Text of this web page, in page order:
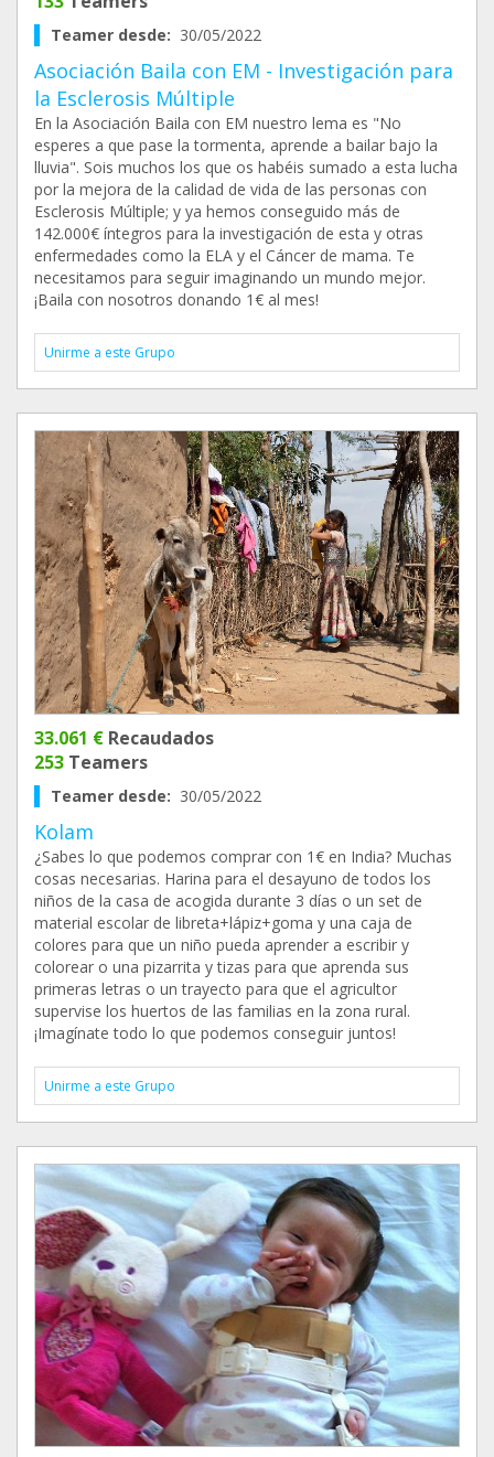
Teamer desde: 30/05/2022
Asociación Baila con EM - Investigación para
la Esclerosis Múltiple
En la Asociación Baila con EM nuestro lema es "No
esperes a que pase la tormenta, aprende a bailar bajo la
lluvia". Sois muchos los que os habéis sumado a esta lucha
por la mejora de la calidad de vida de las personas con
Esclerosis Múltiple; y ya hemos conseguido más de
142.000€ íntegros para la investigación de esta y otras
enfermedades como la ELA y el Cáncer de mama. Te
necesitamos para seguir imaginando un mundo mejor.
¡Baila con nosotros donando 1€ al mes!
Unirme a este Grupo
33.061 € Recaudados
253 Teamers
Teamer desde: 30/05/2022
Kolam
¿Sabes lo que podemos comprar con 1€ en India? Muchas
cosas necesarias. Harina para el desayuno de todos los
niños de la casa de acogida durante 3 días o un set de
material escolar de libreta+lápiz+goma y una caja de
colores para que un niño pueda aprender a escribir y
colorear o una pizarrita y tizas para que aprenda sus
primeras letras o un trayecto para que el agricultor
supervise los huertos de las familias en la zona rural.
¡Imagínate todo lo que podemos conseguir juntos!
Unirme a este Grupo